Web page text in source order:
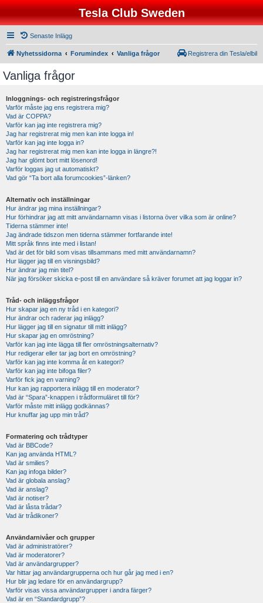
Tesla Club Sweden
Senaste Inlägg
Nyhetssidorna Forumindex Vanliga frågor Registrera din Tesla/elbil
Vanliga frågor
Inloggnings- och registreringsfrågor
Varför måste jag ens registrera mig?
Vad är COPPA?
Varför kan jag inte registrera mig?
Jag har registrerat mig men kan inte logga in!
Varför kan jag inte logga in?
Jag har registrerat mig men kan inte logga in längre?!
Jag har glömt bort mitt lösenord!
Varför loggas jag ut automatiskt?
Vad gör “Ta bort alla forumcookies”-länken?
Alternativ och inställningar
Hur ändrar jag mina inställningar?
Hur förhindrar jag att mitt användarnamn visas i listorna över vilka som är online?
Tiderna stämmer inte!
Jag ändrade tidszon men tiderna stämmer fortfarande inte!
Mitt språk finns inte med i listan!
Vad är det för bild som visas tillsammans med mitt användarnamn?
Hur lägger jag till en visningsbild?
Hur ändrar jag min titel?
När jag försöker skicka e-post till en användare så kräver forumet att jag loggar in?
Tråd- och inläggsfrågor
Hur skapar jag en ny tråd i en kategori?
Hur ändrar och raderar jag inlägg?
Hur lägger jag till en signatur till mitt inlägg?
Hur skapar jag en omröstning?
Varför kan jag inte lägga till fler omröstningsalternativ?
Hur redigerar eller tar jag bort en omröstning?
Varför kan jag inte komma åt en kategori?
Varför kan jag inte bifoga filer?
Varför fick jag en varning?
Hur kan jag rapportera inlägg till en moderator?
Vad är “Spara”-knappen i trådformuläret till för?
Varför måste mitt inlägg godkännas?
Hur knuffar jag upp min tråd?
Formatering och trådtyper
Vad är BBCode?
Kan jag använda HTML?
Vad är smilies?
Kan jag infoga bilder?
Vad är globala anslag?
Vad är anslag?
Vad är notiser?
Vad är låsta trådar?
Vad är trådikoner?
Användarnivåer och grupper
Vad är administratörer?
Vad är moderatorer?
Vad är användargrupper?
Var hittar jag användargrupperna och hur går jag med i en?
Hur blir jag ledare för en användargrupp?
Varför visas vissa användargrupper i andra färger?
Vad är en “Standardgrupp”?